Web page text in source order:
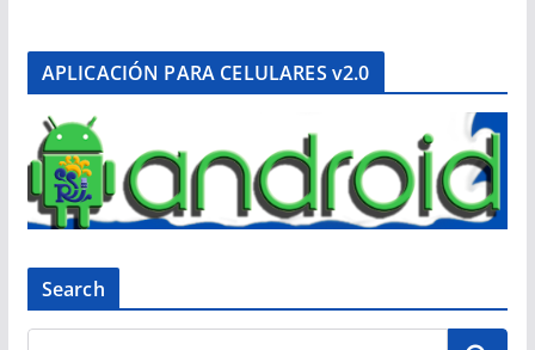
APLICACIÓN PARA CELULARES v2.0
Search